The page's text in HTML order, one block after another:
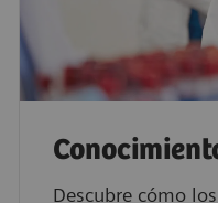
Descubre cómo